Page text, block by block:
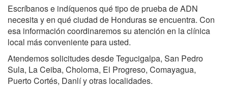
Escríbanos e indíquenos qué tipo de prueba de ADN
necesita y en qué ciudad de Honduras se encuentra. Con
esa información coordinaremos su atención en la clínica
local más conveniente para usted.
Atendemos solicitudes desde Tegucigalpa, San Pedro
Sula, La Ceiba, Choloma, El Progreso, Comayagua,
Puerto Cortés, Danlí y otras localidades.